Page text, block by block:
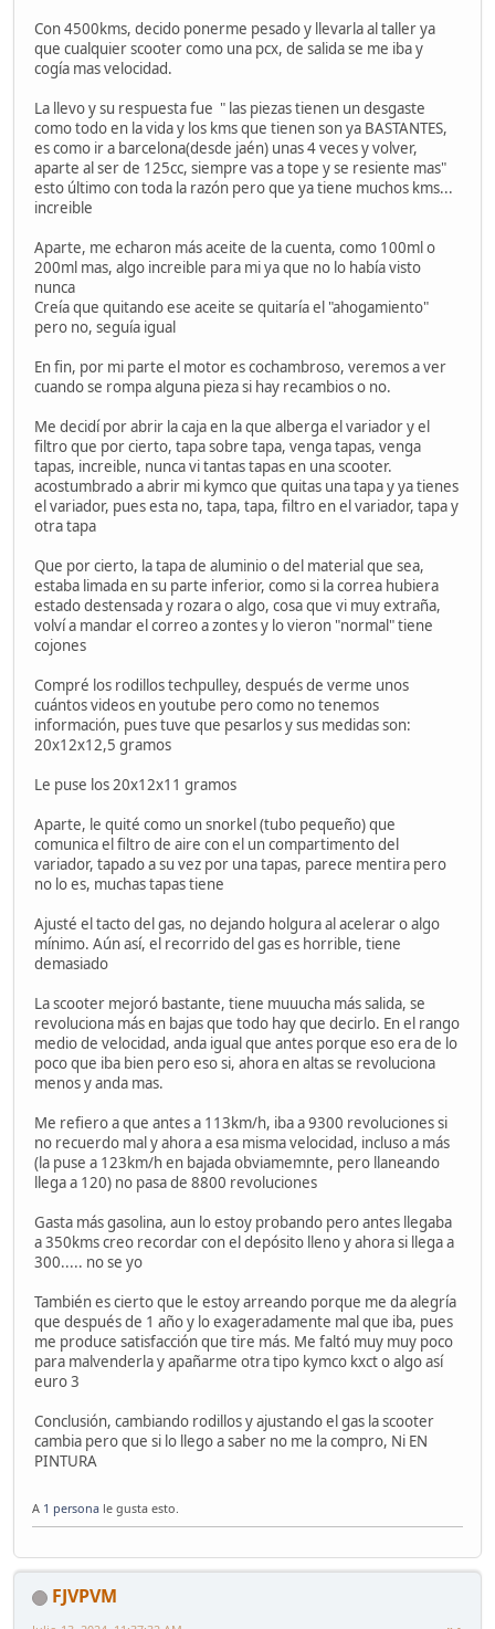
Con 4500kms, decido ponerme pesado y llevarla al taller ya
que cualquier scooter como una pcx, de salida se me iba y
cogía mas velocidad.
La llevo y su respuesta fue " las piezas tienen un desgaste
como todo en la vida y los kms que tienen son ya BASTANTES,
es como ir a barcelona(desde jaén) unas 4 veces y volver,
aparte al ser de 125cc, siempre vas a tope y se resiente mas"
esto último con toda la razón pero que ya tiene muchos kms...
increible
Aparte, me echaron más aceite de la cuenta, como 100ml o
200ml mas, algo increible para mi ya que no lo había visto
nunca
Creía que quitando ese aceite se quitaría el "ahogamiento"
pero no, seguía igual
En fin, por mi parte el motor es cochambroso, veremos a ver
cuando se rompa alguna pieza si hay recambios o no.
Me decidí por abrir la caja en la que alberga el variador y el
filtro que por cierto, tapa sobre tapa, venga tapas, venga
tapas, increible, nunca vi tantas tapas en una scooter.
acostumbrado a abrir mi kymco que quitas una tapa y ya tienes
el variador, pues esta no, tapa, tapa, filtro en el variador, tapa y
otra tapa
Que por cierto, la tapa de aluminio o del material que sea,
estaba limada en su parte inferior, como si la correa hubiera
estado destensada y rozara o algo, cosa que vi muy extraña,
volví a mandar el correo a zontes y lo vieron "normal" tiene
cojones
Compré los rodillos techpulley, después de verme unos
cuántos videos en youtube pero como no tenemos
información, pues tuve que pesarlos y sus medidas son:
20x12x12,5 gramos
Le puse los 20x12x11 gramos
Aparte, le quité como un snorkel (tubo pequeño) que
comunica el filtro de aire con el un compartimento del
variador, tapado a su vez por una tapas, parece mentira pero
no lo es, muchas tapas tiene
Ajusté el tacto del gas, no dejando holgura al acelerar o algo
mínimo. Aún así, el recorrido del gas es horrible, tiene
demasiado
La scooter mejoró bastante, tiene muuucha más salida, se
revoluciona más en bajas que todo hay que decirlo. En el rango
medio de velocidad, anda igual que antes porque eso era de lo
poco que iba bien pero eso si, ahora en altas se revoluciona
menos y anda mas.
Me refiero a que antes a 113km/h, iba a 9300 revoluciones si
no recuerdo mal y ahora a esa misma velocidad, incluso a más
(la puse a 123km/h en bajada obviamemnte, pero llaneando
llega a 120) no pasa de 8800 revoluciones
Gasta más gasolina, aun lo estoy probando pero antes llegaba
a 350kms creo recordar con el depósito lleno y ahora si llega a
300..... no se yo
También es cierto que le estoy arreando porque me da alegría
que después de 1 año y lo exageradamente mal que iba, pues
me produce satisfacción que tire más. Me faltó muy muy poco
para malvenderla y apañarme otra tipo kymco kxct o algo así
euro 3
Conclusión, cambiando rodillos y ajustando el gas la scooter
cambia pero que si lo llego a saber no me la compro, Ni EN
PINTURA
A 1 persona le gusta esto.
FJVPVM